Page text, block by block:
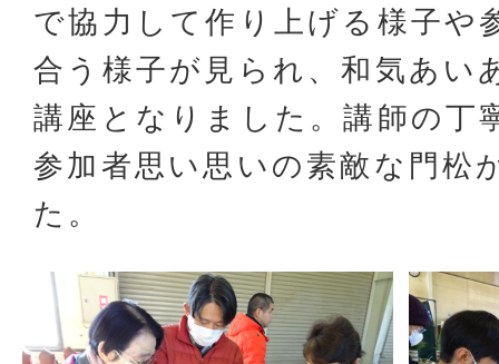
で協力して作り上げる様子や
合う様子が見られ、和気あい
講座となりました。講師の丁
参加者思い思いの素敵な門松
た。